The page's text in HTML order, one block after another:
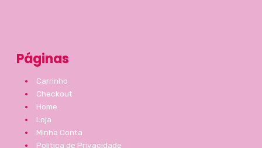
Páginas
Carrinho
Checkout
Home
Loja
Minha Conta
Política de Privacidade